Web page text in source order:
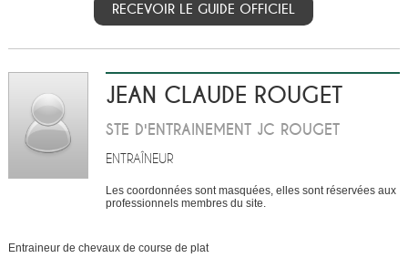
RECEVOIR LE GUIDE OFFICIEL
JEAN CLAUDE ROUGET
STE D'ENTRAINEMENT JC ROUGET
ENTRAÎNEUR
Les coordonnées sont masquées, elles sont réservées aux
professionnels membres du site.
Entraineur de chevaux de course de plat